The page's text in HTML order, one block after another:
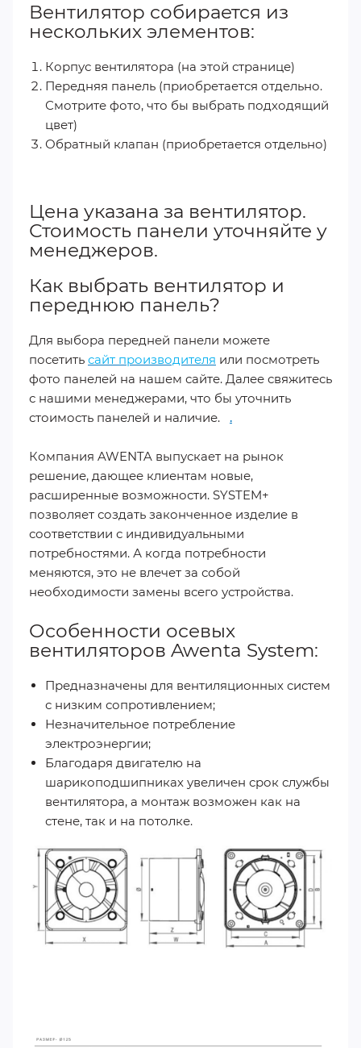
Вентилятор собирается из
нескольких элементов:
Корпус вентилятора (на этой странице)
Передняя панель (приобретается отдельно.
Смотрите фото, что бы выбрать подходящий
цвет)
Обратный клапан (приобретается отдельно)
Цена указана за вентилятор.
Стоимость панели уточняйте у
менеджеров.
Как выбрать вентилятор и
переднюю панель?
Для выбора передней панели можете
посетить сайт производителя или посмотреть
фото панелей на нашем сайте. Далее свяжитесь
с нашими менеджерами, что бы уточнить
стоимость панелей и наличие.
.
Компания AWENTA выпускает на рынок
решение, дающее клиентам новые,
расширенные возможности. SYSTEM+
позволяет создать законченное изделие в
соответствии с индивидуальными
потребностями. А когда потребности
меняются, это не влечет за собой
необходимости замены всего устройства.
Особенности осевых
вентиляторов Awenta System:
Предназначены для вентиляционных систем
с низким сопротивлением;
Незначительное потребление
электроэнергии;
Благодаря двигателю на
шарикоподшипниках увеличен срок службы
вентилятора, а монтаж возможен как на
стене, так и на потолке.